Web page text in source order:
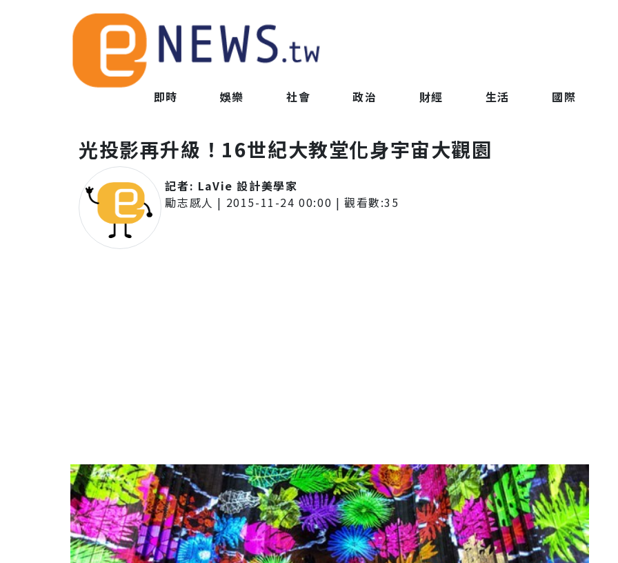
即時 娛樂 社會 政治 財經 生活 國際
光投影再升級！16世紀大教堂化身宇宙大觀園
記者: LaVie 設計美學家
勵志感人 | 2015-11-24 00:00 | 觀看數:35